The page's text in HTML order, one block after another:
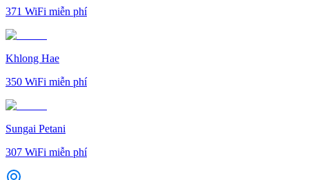
371 WiFi miễn phí
Khlong Hae
350 WiFi miễn phí
Sungai Petani
307 WiFi miễn phí